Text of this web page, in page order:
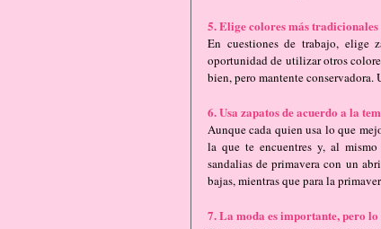
5. Elige colores más
En cuestiones de trabajo, elige
oportunidad de utilizar otros
bien, pero mantente conservadora.
6. Usa zapatos de acuerdo a la
Aunque cada quien usa lo que
la que te encuentres y, al
sandalias de primavera con un
bajas, mientras que para la
7. La moda es importante, pero lo